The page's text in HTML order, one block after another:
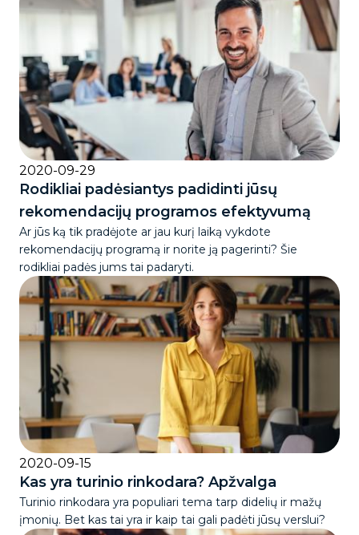
2020-09-29
Rodikliai padėsiantys padidinti jūsų
rekomendacijų programos efektyvumą
Ar jūs ką tik pradėjote ar jau kurį laiką vykdote
rekomendacijų programą ir norite ją pagerinti? Šie
rodikliai padės jums tai padaryti.
2020-09-15
Kas yra turinio rinkodara? Apžvalga
Turinio rinkodara yra populiari tema tarp didelių ir mažų
įmonių. Bet kas tai yra ir kaip tai gali padėti jūsų verslui?